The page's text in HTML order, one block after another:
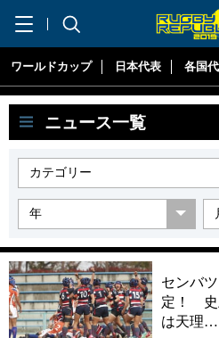
ワールドカップ 日本代表 各国
ニュース一覧
センバ
定！ 史
は天理…